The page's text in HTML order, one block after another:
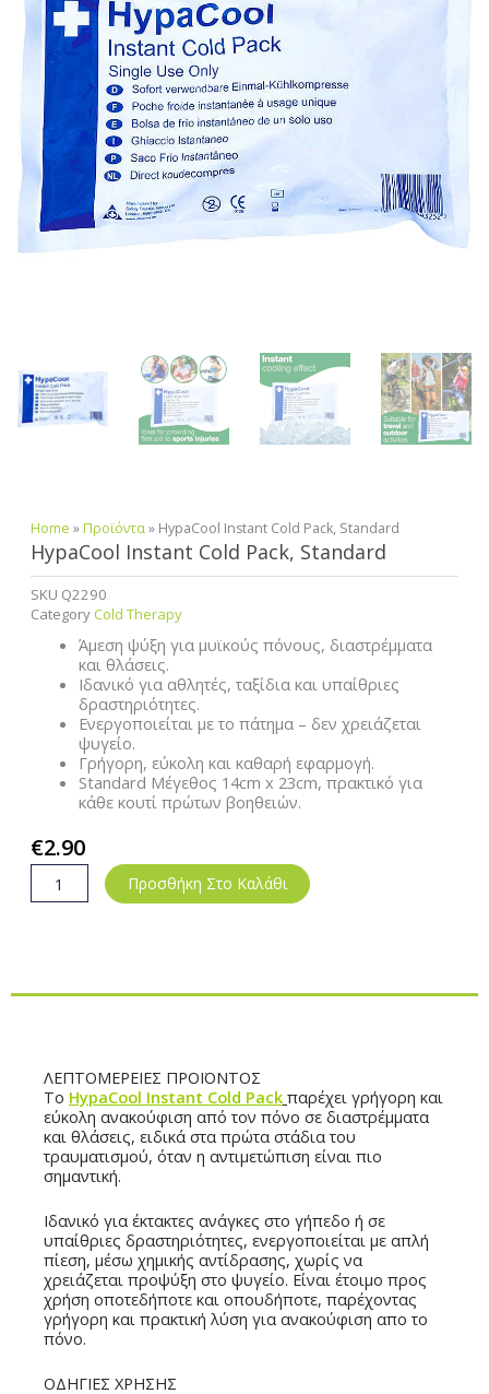
Home » Προϊόντα» HypaCool Instant Cold Pack, Standard
HypaCool Instant Cold Pack, Standard
SKU Q2290
CategoryCold Therapy
Άμεση ψύξη για μυϊκούς πόνους, διαστρέμματα
και θλάσεις.
Ιδανικό για αθλητές, ταξίδια και υπαίθριες
δραστηριότητες.
Ενεργοποιείται με το πάτημα – δεν χρειάζεται
ψυγείο.
Γρήγορη, εύκολη και καθαρή εφαρμογή.
Standard Μέγεθος 14cm x 23cm, πρακτικό για
κάθε κουτί πρώτων βοηθειών.
€2.90
Instant
Προσθήκη Στο Καλάθι
ΛΕΠΤΟΜΕΡΕΙΕΣ ΠΡΟΪΟΝΤΟΣ
Το HypaCool Instant Cold Pack παρέχει γρήγορη και
εύκολη ανακούφιση από τον πόνο σε διαστρέμματα
και θλάσεις, ειδικά στα πρώτα στάδια του
τραυματισμού, όταν η αντιμετώπιση είναι πιο
σημαντική.
Ιδανικό για έκτακτες ανάγκες στο γήπεδο ή σε
υπαίθριες δραστηριότητες, ενεργοποιείται με απλή
πίεση, μέσω χημικής αντίδρασης, χωρίς να
χρειάζεται προψύξη στο ψυγείο. Είναι έτοιμο προς
χρήση οποτεδήποτε και οπουδήποτε, παρέχοντας
γρήγορη και πρακτική λύση για ανακούφιση απο το
πόνο.
ΟΔΗΓΙΕΣ ΧΡΗΣΗΣ